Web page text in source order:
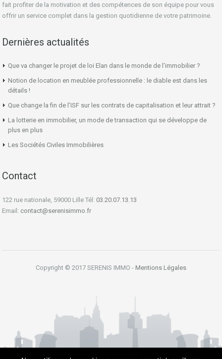
fait profiter de la motivation et des compétences de son équipe pour vous
offrir un service complet dans la gestion quotidienne de votre patrimoine.
Dernières actualités
Que va changer le projet de loi Elan dans le monde de l’immobilier ?
Notion de location en meublée professionnelle : le diable est dans les
détails !
Que change la fin de l’ISF sur les contrats de capitalisation et leur attrait ?
La lotterie en immobilier, un mode de transaction qui se développe de
plus en plus
Les Sociétés Civiles Immobilières
Contact
122 rue nationale, 59000 Lille Tél: 03.20.07.13.13
Email: contact@serenisimmo.fr
Copyright © 2017 SERENIS IMMO - Mentions Légales